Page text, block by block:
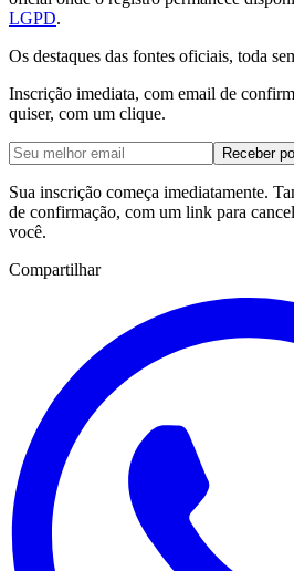
LGPD.
Os destaques das fontes oficiais, toda
Inscrição imediata, com email de
quiser, com um clique.
Receber
Sua inscrição começa imediatamente.
de confirmação, com um link para
você.
Compartilhar